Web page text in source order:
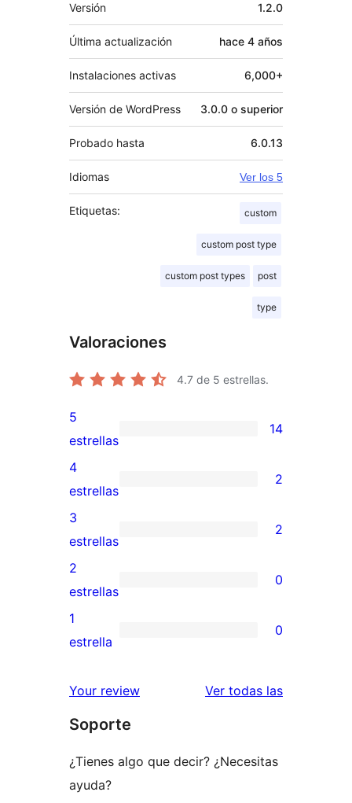
Versión 1.2.0
Última actualización hace 4 años
Instalaciones activas 6,000+
Versión de WordPress 3.0.0 o superior
Probado hasta 6.0.13
Idiomas Ver los 5
Etiquetas: custom
custom post type
custom post types post
type
Valoraciones
4.7 de 5 estrellas.
14
valoraciones
de
5
estrellas
5
estrellas
14
2
valoraciones
de
4
estrellas
4
estrellas
2
2
valoraciones
de
3
estrellas
3
estrellas
2
0
valoraciones
de
estrellas
2
estrellas
0
0
de
estrellas
1
estrella
0
Your review Ver todas las
Soporte
¿Tienes algo que decir? ¿Necesitas
ayuda?